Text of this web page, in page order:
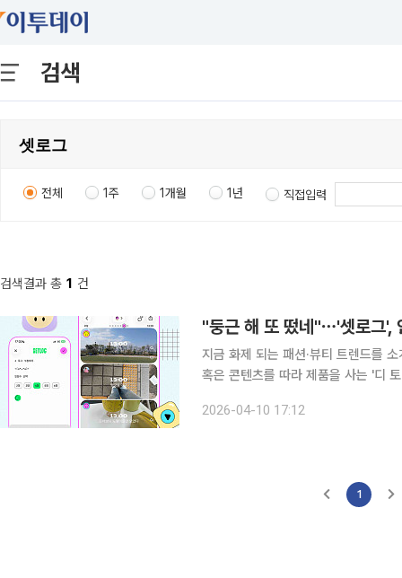
검색
전체 1주 1개월 1년 직접입력
검색결과 총 1 건
"둥근 해 또 떴네"⋯'셋로그',
지금 화제 되는 패션·뷰티 트렌드를
혹은 콘텐츠를 따라 제품을 사는 '디
을 알립니다. 단체 채팅방, 사회관계
2026-04-10 17:12
1